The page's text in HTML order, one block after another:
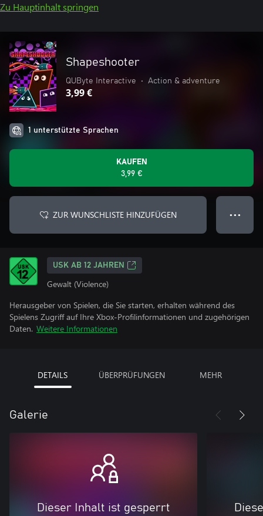
Zu Hauptinhalt springen
Shapeshooter
QUByte Interactive • Action & adventure
3,99 €
1 unterstützte Sprachen
KAUFEN
3,99 €
ZUR WUNSCHLISTE HINZUFÜGEN ● ● ●
USK AB 12 JAHREN
Gewalt (Violence)
Herausgeber von Spielen, die Sie starten, erhalten während des
Spielens Zugriff auf Ihre Xbox-Profilinformationen und zugehörigen
Daten. Weitere Informationen
DETAILS ÜBERPRÜFUNGEN MEHR
Galerie
Dieser Inhalt ist gesperrt